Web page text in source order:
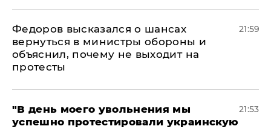
Федоров высказался о шансах
вернуться в министры обороны и
объяснил, почему не выходит на
протесты
21:59
​"В день моего увольнения мы
успешно протестировали украинскую
21:53